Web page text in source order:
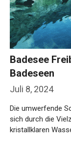
Juli 8, 2024
Badesee
Badeseen
Die umwerfende
sich durch die
kristallklaren